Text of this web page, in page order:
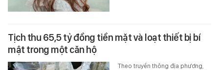
Tịch thu 65,5 tỷ đồng tiền mặt và loạt thiết bị bí
mật trong một căn hộ
Theo truyền thông địa phương,